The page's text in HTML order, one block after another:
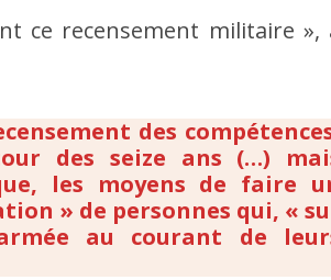
ce recensement militaire »,
des
des seize ans (…)
les moyens de faire
» de personnes qui, «
au courant de